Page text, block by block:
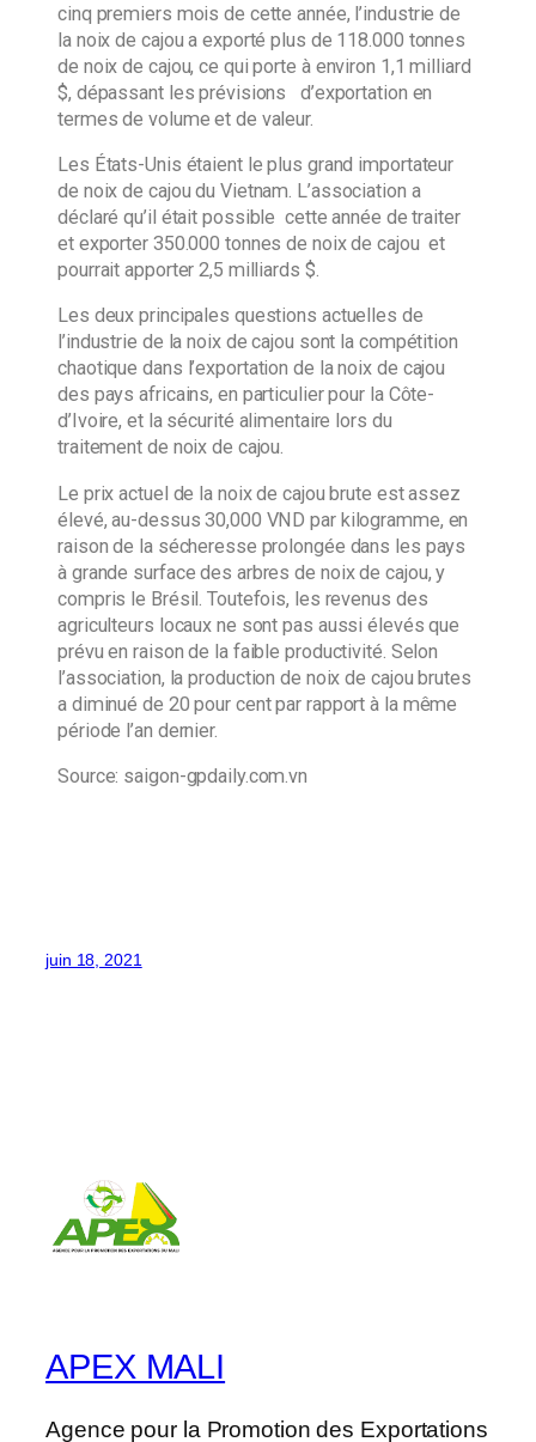
cinq premiers mois de cette année, l’industrie de
la noix de cajou a exporté plus de 118.000 tonnes
de noix de cajou, ce qui porte à environ 1,1 milliard
$, dépassant les prévisions d’exportation en
termes de volume et de valeur.
Les États-Unis étaient le plus grand importateur
de noix de cajou du Vietnam. L’association a
déclaré qu’il était possible cette année de traiter
et exporter 350.000 tonnes de noix de cajou et
pourrait apporter 2,5 milliards $.
Les deux principales questions actuelles de
l’industrie de la noix de cajou sont la compétition
chaotique dans l’exportation de la noix de cajou
des pays africains, en particulier pour la Côte-
d’Ivoire, et la sécurité alimentaire lors du
traitement de noix de cajou.
Le prix actuel de la noix de cajou brute est assez
élevé, au-dessus 30,000 VND par kilogramme, en
raison de la sécheresse prolongée dans les pays
à grande surface des arbres de noix de cajou, y
compris le Brésil. Toutefois, les revenus des
agriculteurs locaux ne sont pas aussi élevés que
prévu en raison de la faible productivité. Selon
l’association, la production de noix de cajou brutes
a diminué de 20 pour cent par rapport à la même
période l’an dernier.
Source: saigon-gpdaily.com.vn
juin 18, 2021
APEX MALI
Agence pour la Promotion des Exportations